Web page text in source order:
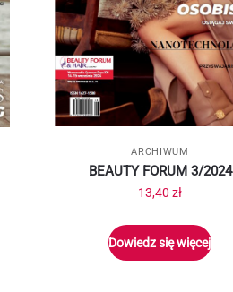
ARCHIWUM
BEAUTY FORUM 3/2024
13,40 zł
Dowiedz się więcej